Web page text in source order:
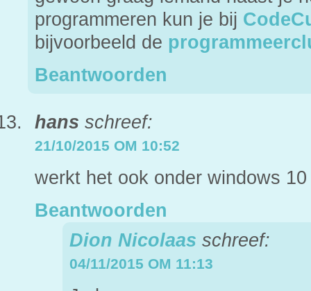
programmeren kun je bij
bijvoorbeeld de
Beantwoorden
hans schreef:
21/10/2015 OM 10:52
werkt het ook onder windows 10
Beantwoorden
Dion Nicolaas schreef:
04/11/2015 OM 11:13